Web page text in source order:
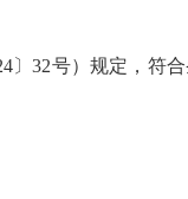
〕32号）规定，符